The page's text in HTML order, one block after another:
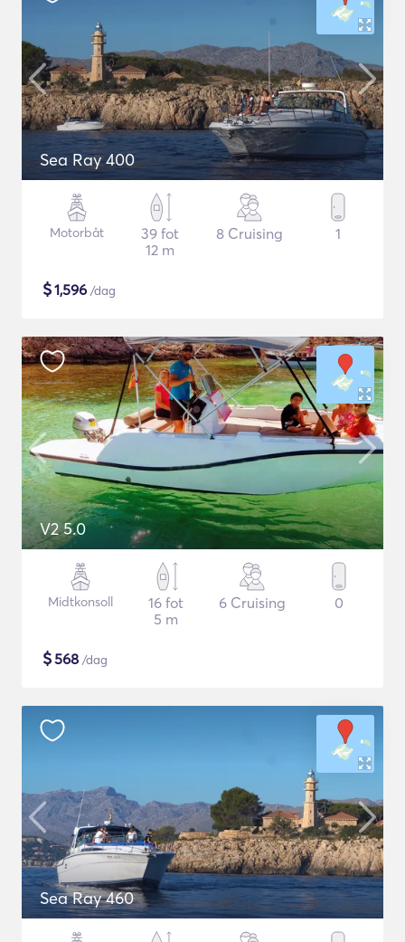
Sea Ray 400
Motorbåt
39 fot
12 m
8 Cruising 1
$1,596 /dag
V2 5.0
Midtkonsoll
16 fot
5 m
6 Cruising 0
$568 /dag
Sea Ray 460